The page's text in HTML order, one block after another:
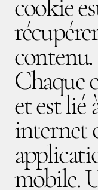
cookie
contenu.
Chaque
et est lié
internet
mobile.